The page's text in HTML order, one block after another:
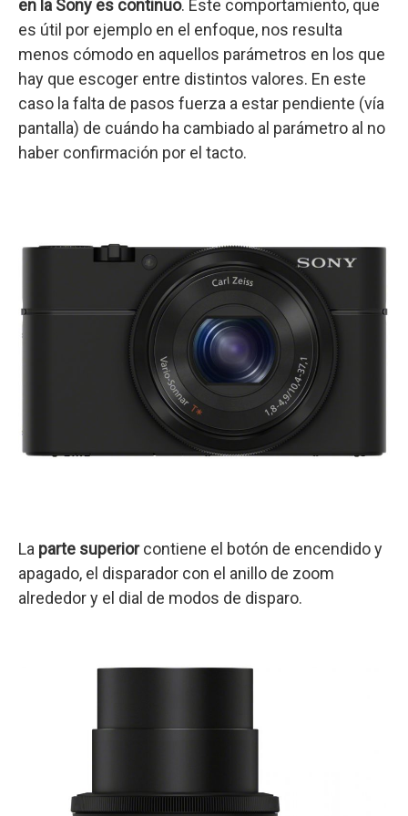
en la Sony es continuo. Este comportamiento, que
es útil por ejemplo en el enfoque, nos resulta
menos cómodo en aquellos parámetros en los que
hay que escoger entre distintos valores. En este
caso la falta de pasos fuerza a estar pendiente (vía
pantalla) de cuándo ha cambiado al parámetro al no
haber confirmación por el tacto.
La parte superiorcontiene el botón de encendido y
apagado, el disparador con el anillo de zoom
alrededor y el dial de modos de disparo.